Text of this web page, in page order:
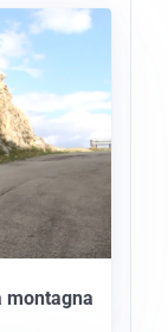
montagna